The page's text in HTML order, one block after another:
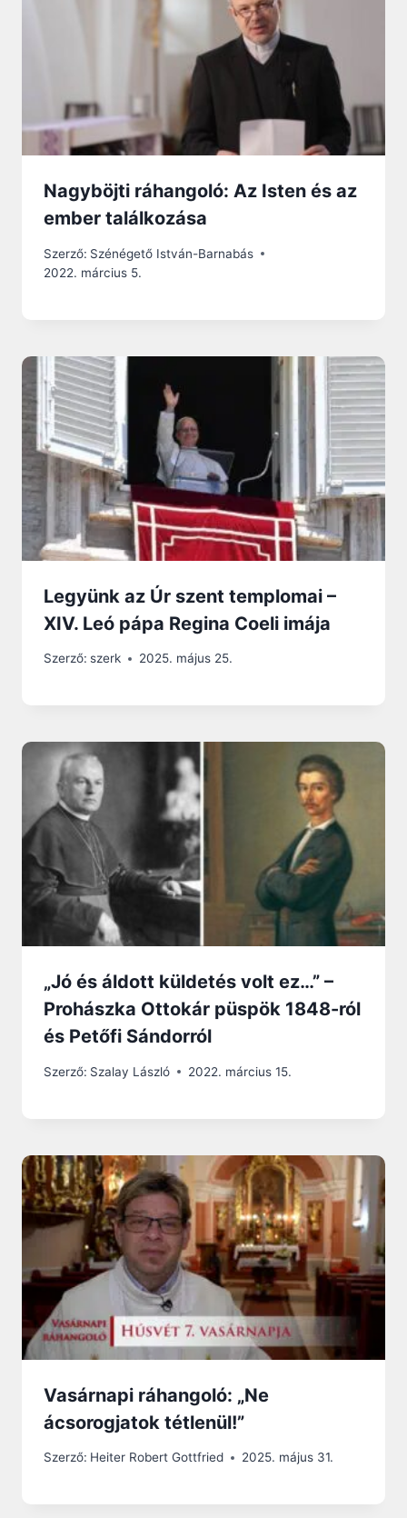
Nagyböjti ráhangoló: Az Isten és az
ember találkozása
Szerző: Szénégető István-Barnabás
2022. március 5.
Legyünk az Úr szent templomai –
XIV. Leó pápa Regina Coeli imája
Szerző: szerk 2025. május 25.
„Jó és áldott küldetés volt ez…” –
Prohászka Ottokár püspök 1848-ról
és Petőfi Sándorról
Szerző: Szalay László 2022. március 15.
Vasárnapi ráhangoló: „Ne
ácsorogjatok tétlenül!”
Szerző: Heiter Robert Gottfried 2025. május 31.